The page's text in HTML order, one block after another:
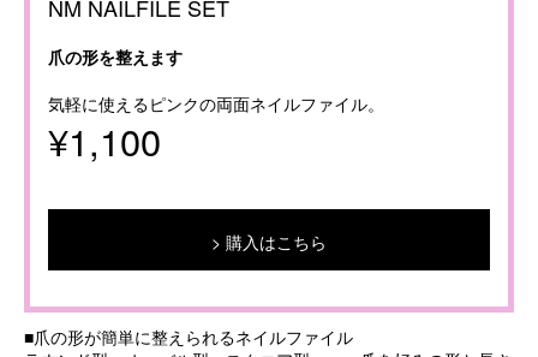
NM NAILFILE SET
爪の形を整えます
気軽に使えるピンクの両面ネイルファイル。
¥1,100
購入はこちら
■爪の形が簡単に整えられるネイルファイル